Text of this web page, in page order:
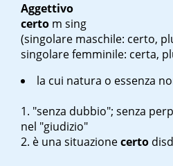
Aggettivo
certo m sing
(singolare maschile: certo,
singolare femminile: certa,
la cui natura o essenza
"senza dubbio"; senza
nel "giudizio"
è una situazionecerto